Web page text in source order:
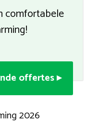
comfortabele
offertes ▸
2026